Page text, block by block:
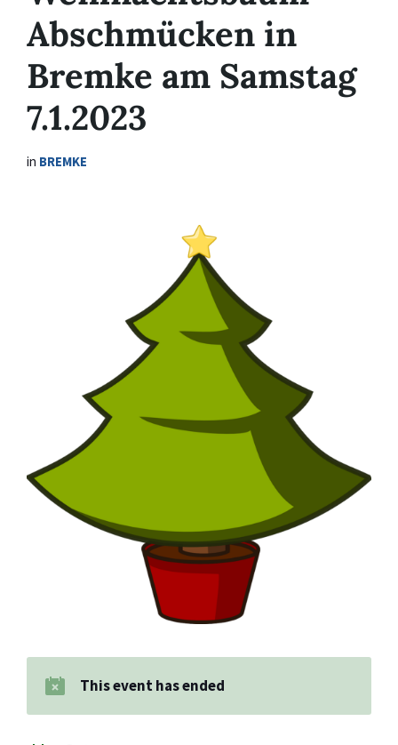
Abschmücken in
Bremke am Samstag
7.1.2023
in BREMKE
This event has ended